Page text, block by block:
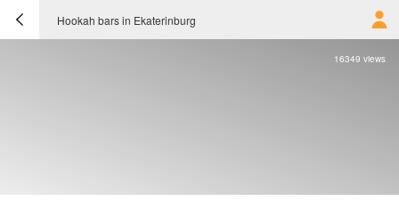
Hookah bars in Ekaterinburg
16349 views